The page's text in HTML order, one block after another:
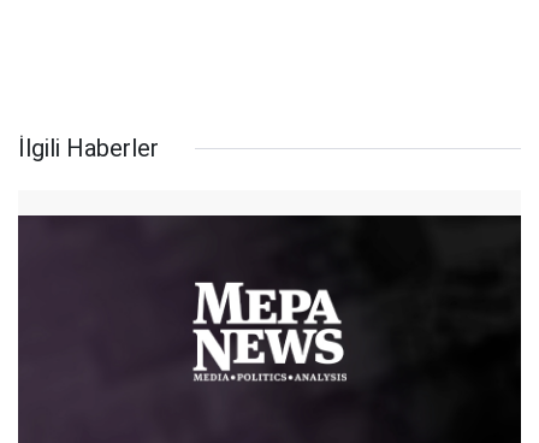
İlgili Haberler